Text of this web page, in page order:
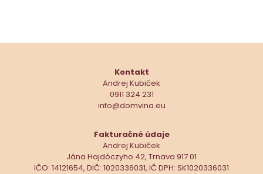
Kontakt
Andrej Kubiček
0911 324 231
info@domvina.eu
Fakturačné údaje
Andrej Kubiček
Jána Hajdóczyho 42, Trnava 917 01
IČO: 14121654, DIČ: 1020336031, IČ DPH: SK1020336031